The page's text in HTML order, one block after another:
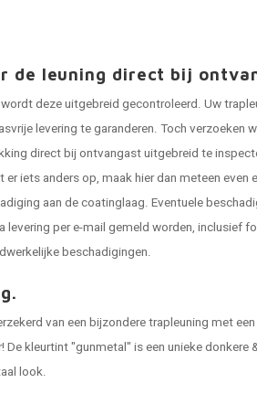
de leuning direct bij
deze uitgebreid gecontroleerd. Uw
levering te garanderen. Toch verzoeken
direct bij ontvangast uitgebreid te
iets anders op, maak hier dan meteen even
aan de coatinglaag. Eventuele
levering per e-mail gemeld worden, inclusief
beschadigingen.
van een bijzondere trapleuning met
De kleurtint "gunmetal" is een unieke donkere
look.